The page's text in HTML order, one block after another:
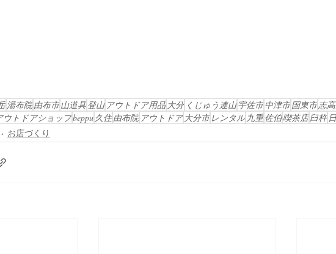
湯布院由布市山道具登山 アウトドア用品 大分 くじゅう連山宇佐市中津市国東市志
ウトドアショップbeppu 久住由布院 アウトドア 大分市 レンタル 九重佐伯喫茶店臼杵
お店づくり